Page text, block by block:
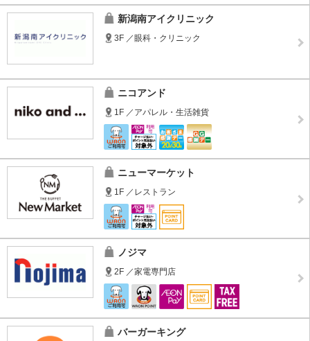
新潟南アイクリニック
3F ／眼科・クリニック
ニコアンド
1F ／アパレル・生活雑貨
ニューマーケット
1F ／レストラン
ノジマ
2F ／家電専門店
バーガーキング